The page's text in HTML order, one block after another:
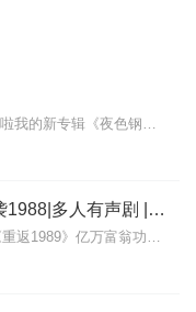
《夜色钢琴曲》最新专辑上线啦我的新专辑《夜色钢琴曲最新专辑》（点击跳转）已经上线，新专辑是《夜色钢琴曲》的升级版，我精选了诸多经典原创作品与大家分享，愿未来...
重返1988|重回1990|逆袭1988|多人有声剧 | 罪恶人格
本作品又名《重返1988》、《重返1989》亿万富翁功成名就的陆峰意外回到1990陆峰要告诉你们，爸爸的爸爸叫爷爷！【内容简介】亿万富翁功成名就的陆峰意外回到了...